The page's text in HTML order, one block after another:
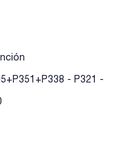
- P321 -